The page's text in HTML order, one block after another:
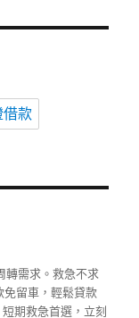
借款
轉需求。救急不求
免留車，輕鬆貸款
期救急首選，立刻